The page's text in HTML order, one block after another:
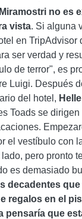
no es
vista. Si alguna
en TripAdvisor
ser verdad y
de terror", es
Luigi. Después
del hotel,
Toads se
el vestíbulo con
pero pronto
es demasiado
decadentes
regalos en el
pensaría que